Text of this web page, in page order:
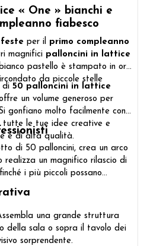
« One » bianchi e
fiabesco
per il primo compleanno
magnifici palloncini in lattice
pastello è stampato in oro
da piccole stelle
di 50 palloncini in lattice
un volume generoso per
gonfiano molto facilmente con
le tue idee creative e
e di alta qualità.
di 50 palloncini, crea un arco
realizza un magnifico rilascio di
i più piccoli possano
una grande struttura
della sala o sopra il tavolo dei
sorprendente.